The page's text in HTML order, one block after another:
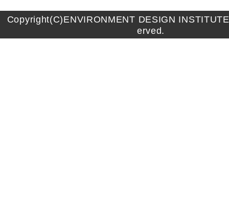
Copyright(C)ENVIRONMENT DESIGN
erved.